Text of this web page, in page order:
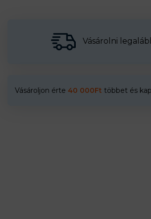
Vásárolni
Vásároljon érte 40 000Ft többet és